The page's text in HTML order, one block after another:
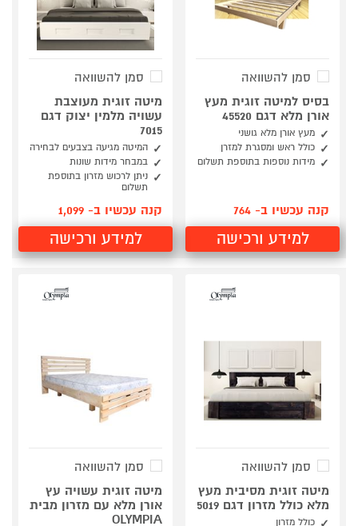
סמן להשוואה
בסיס למיטה זוגית מעץ
אורן מלא דגם 45520
מעץ אורן מלא גושני
כולל ראש ומסגרת למזרן
מידות נוספות בתוספת תשלום
קנה עכשיו ב- 764
למידע ורכישה
סמן להשוואה
מיטה זוגית מעוצבת
עשויה מלמין יצוק דגם
7015
המיטה מגיעה בצבעים לבחירה
במבחר מידות שונות
ניתן לרכוש מזרון בתוספת
תשלום
קנה עכשיו ב- 1,099
למידע ורכישה
סמן להשוואה
מיטה זוגית מסיבית מעץ
מלא כולל מזרון דגם 5019
כולל מזרון
סמן להשוואה
מיטה זוגית עשויה עץ
אורן מלא עם מזרון מבית
OLYMPIA